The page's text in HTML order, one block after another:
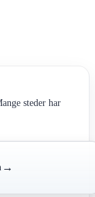
steder har
→